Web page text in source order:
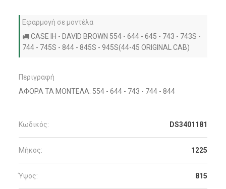
Εφαρμογή σε μοντέλα
CASE IH - DAVID BROWN 554 - 644 - 645 - 743 - 743S -
744 - 745S - 844 - 845S - 945S(44-45 ORIGINAL CAB)
Περιγραφή
ΑΦΟΡΑ ΤΑ ΜΟΝΤΕΛΑ: 554 - 644 - 743 - 744 - 844
Κωδικός: DS3401181
Μήκος: 1225
Ύψος: 815